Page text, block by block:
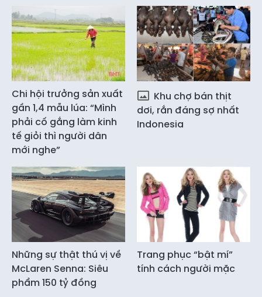
Chi hội trưởng sản xuất
gần 1,4 mẫu lúa: “Mình
phải cố gắng làm kinh
tế giỏi thì người dân
mới nghe”
Khu chợ bán thịt
dơi, rắn đáng sợ nhất
Indonesia
Những sự thật thú vị về
McLaren Senna: Siêu
phẩm 150 tỷ đồng
Trang phục “bật mí”
tính cách người mặc